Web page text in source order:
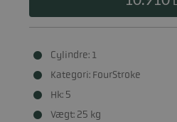
Cylindre: 1
Kategori: FourStroke
Hk: 5
Vægt: 25 kg